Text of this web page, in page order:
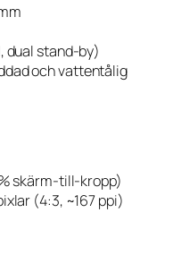
dual stand-by)
och vattentålig
skärm-till-kropp)
(4:3, ~167 ppi)